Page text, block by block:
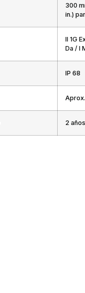
300
in.)
II 1G
Da / I
IP 68
2 años